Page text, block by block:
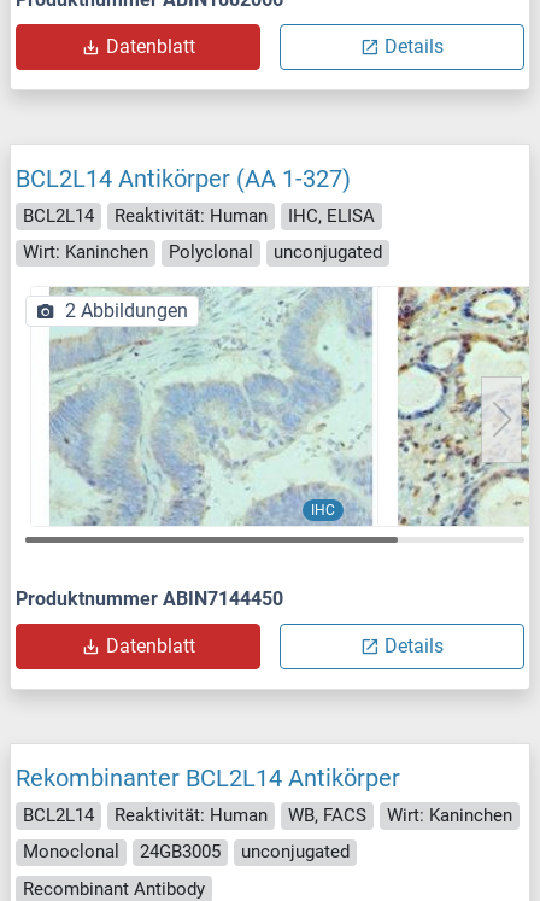
Datenblatt Details
BCL2L14 Antikörper (AA 1-327)
BCL2L14 Reaktivität: Human
IHC, ELISA
Wirt: Kaninchen
Polyclonal unconjugated
IHC
2 Abbildungen
Produktnummer ABIN7144450
Datenblatt Details
Rekombinanter BCL2L14 Antikörper
BCL2L14 Reaktivität: Human WB, FACS
Wirt: Kaninchen
Monoclonal
24GB3005
unconjugated
Recombinant Antibody